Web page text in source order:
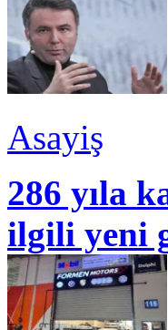
Asayiş
286 yıla
ilgili yeni